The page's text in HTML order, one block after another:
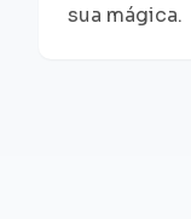
sua mágica.